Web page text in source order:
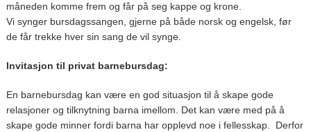
måneden komme frem og får på seg kappe og krone.
Vi synger bursdagssangen, gjerne på både norsk og engelsk, før
de får trekke hver sin sang de vil synge.
Invitasjon til privat barnebursdag:
En barnebursdag kan være en god situasjon til å skape gode
relasjoner og tilknytning barna imellom. Det kan være med på å
skape gode minner fordi barna har opplevd noe i fellesskap. Derfor